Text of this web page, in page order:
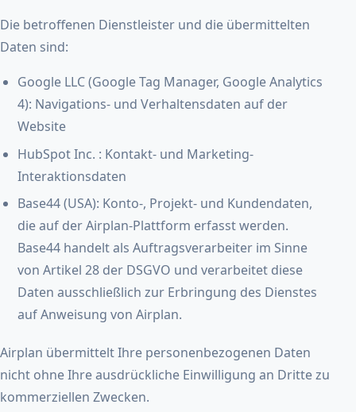
Die betroffenen Dienstleister und die übermittelten
Daten sind:
Google LLC (Google Tag Manager, Google Analytics
4): Navigations- und Verhaltensdaten auf der
Website
HubSpot Inc. : Kontakt- und Marketing-
Interaktionsdaten
Base44 (USA): Konto-, Projekt- und Kundendaten,
die auf der Airplan-Plattform erfasst werden.
Base44 handelt als Auftragsverarbeiter im Sinne
von Artikel 28 der DSGVO und verarbeitet diese
Daten ausschließlich zur Erbringung des Dienstes
auf Anweisung von Airplan.
Airplan übermittelt Ihre personenbezogenen Daten
nicht ohne Ihre ausdrückliche Einwilligung an Dritte zu
kommerziellen Zwecken.